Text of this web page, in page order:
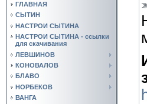
ГЛАВНАЯ
СЫТИН
НАСТРОИ СЫТИНА
НАСТРОИ СЫТИНА - ссылки
для скачивания
ЛЕВШИНОВ
КОНОВАЛОВ
БЛАВО
НОРБЕКОВ
ВАНГА